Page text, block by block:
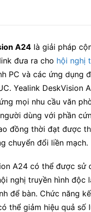
A24 là giải pháp
đưa ra cho hội nghị
PC và các ứng dụng
Yealink DeskVision
mọi nhu cầu văn
dùng với phần
đồng thời đạt được
chuyển đổi liền mạch.
A24 có thể được sử
nghị truyền hình độc
để bàn. Chức năng
thể giảm hiệu quả số